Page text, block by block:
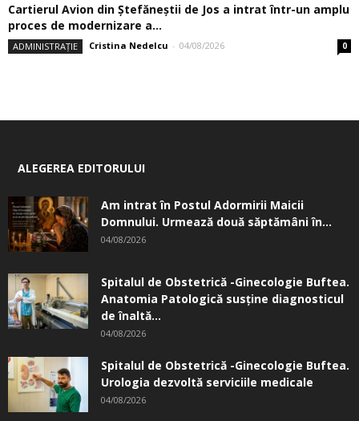
Cartierul Avion din Ştefăneştii de Jos a intrat într-un amplu
proces de modernizare a...
ADMINISTRAȚIE Cristina Nedelcu - 04/08/2026 0
ALEGEREA EDITORULUI
Am intrat în Postul Adormirii Maicii
Domnului. Urmează două săptămâni în...
04/08/2026
Spitalul de Obstetrică -Ginecologie Buftea.
Anatomia Patologică susţine diagnosticul
de înaltă...
04/08/2026
Spitalul de Obstetrică -Ginecologie Buftea.
Urologia dezvoltă serviciile medicale
04/08/2026